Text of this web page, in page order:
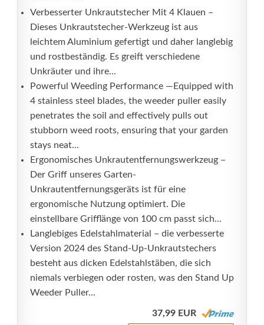
Verbesserter Unkrautstecher Mit 4 Klauen –
Dieses Unkrautstecher-Werkzeug ist aus
leichtem Aluminium gefertigt und daher langlebig
und rostbeständig. Es greift verschiedene
Unkräuter und ihre...
Powerful Weeding Performance —Equipped with
4 stainless steel blades, the weeder puller easily
penetrates the soil and effectively pulls out
stubborn weed roots, ensuring that your garden
stays neat...
Ergonomisches Unkrautentfernungswerkzeug –
Der Griff unseres Garten-
Unkrautentfernungsgeräts ist für eine
ergonomische Nutzung optimiert. Die
einstellbare Grifflänge von 100 cm passt sich...
Langlebiges Edelstahlmaterial – die verbesserte
Version 2024 des Stand-Up-Unkrautstechers
besteht aus dicken Edelstahlstäben, die sich
niemals verbiegen oder rosten, was den Stand Up
Weeder Puller...
37,99 EUR